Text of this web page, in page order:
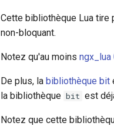
Cette bibliothèque Lua tire
non-bloquant.
Notez qu'au moins ngx_lua
De plus, la bibliothèque bit
la bibliothèque bit est
Notez que cette